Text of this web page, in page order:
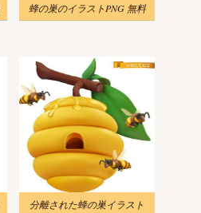
蜂の巣のイラストPNG 無料
分離された蜂の巣イラスト